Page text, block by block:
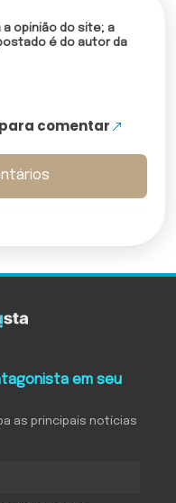
opinião do site; a
é do autor da
comentar
em seu
as principais notícias